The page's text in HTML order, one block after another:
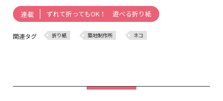
連載 ずれて折ってもOK！ 遊べる折り紙
関連タグ 折り紙 築地制作所 ネコ